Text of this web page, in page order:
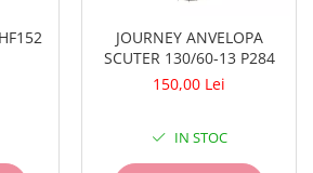
JOURNEY ANVELOPA
SCUTER 130/60-13 P284
150,00 Lei
IN STOC